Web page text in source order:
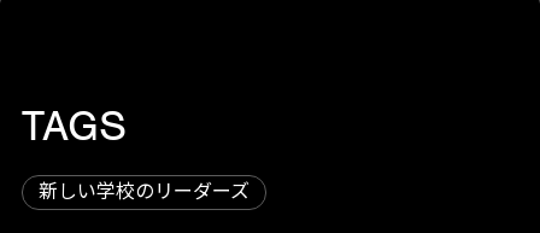
TAGS
新しい学校のリーダーズ